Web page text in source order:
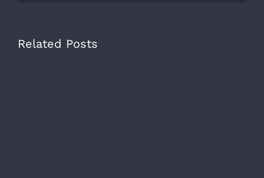
Related Posts